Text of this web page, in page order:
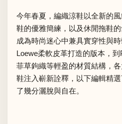
今年春夏，編織涼鞋以全新的
鞋的優雅簡練，以及休閒拖鞋
成為時尚迷心中兼具實穿性與
Loewe柔軟皮革打造的版本，
菲草鉤織等輕盈的材質結構，
鞋注入嶄新詮釋，以下編輯精
了幾分灑脫與自在。